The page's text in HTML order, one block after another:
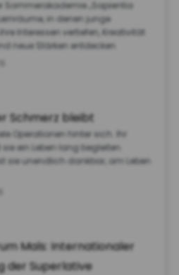
Sommerakademie „Sapientia
in denen junge
Interessen vertiefen, Kreativität
neue Stärken entdecken
Schmerz bleibt
Operationen hinter sich. Ihr
sie ein Leben lang begleiten.
sie unendlich dankbar, am Leben
Mals: Internationaler
der Superlative